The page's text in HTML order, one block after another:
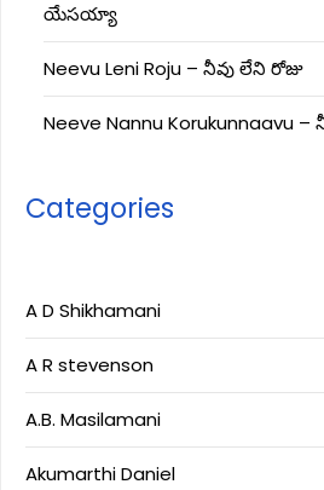
యేసయ్యా
Neevu Leni Roju – నీవు లేని రోజు
Neeve Nannu Korukunnaavu –
Categories
A D Shikhamani
A R stevenson
A.B. Masilamani
Akumarthi Daniel